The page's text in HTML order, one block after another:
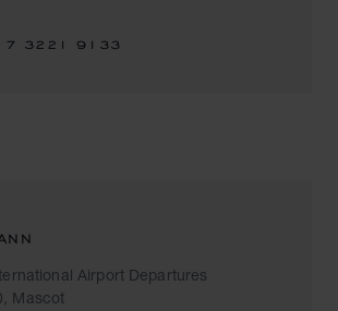
7 3221 9133
Airport Departures
Mascot